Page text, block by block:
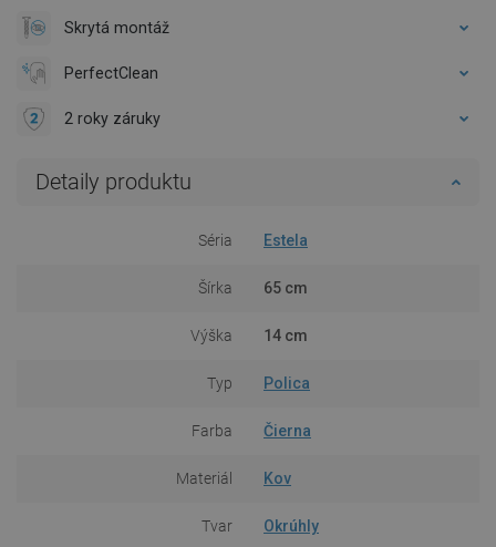
Skrytá montáž
PerfectClean
2 roky záruky
Detaily produktu
Séria Estela
Šírka 65 cm
Výška 14 cm
Typ Polica
Farba Čierna
Materiál Kov
Tvar Okrúhly